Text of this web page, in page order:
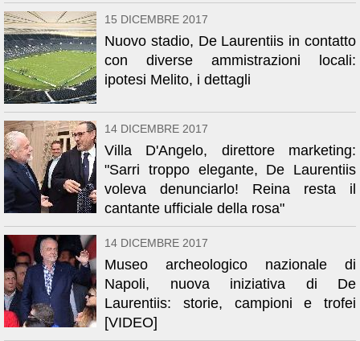
15 DICEMBRE 2017
Nuovo stadio, De Laurentiis in contatto
con diverse ammistrazioni locali:
ipotesi Melito, i dettagli
14 DICEMBRE 2017
Villa D'Angelo, direttore marketing:
"Sarri troppo elegante, De Laurentiis
voleva denunciarlo! Reina resta il
cantante ufficiale della rosa"
14 DICEMBRE 2017
Museo archeologico nazionale di
Napoli, nuova iniziativa di De
Laurentiis: storie, campioni e trofei
[VIDEO]